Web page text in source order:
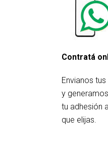
Contratá
Envianos
y
tu adhesión
que elijas.